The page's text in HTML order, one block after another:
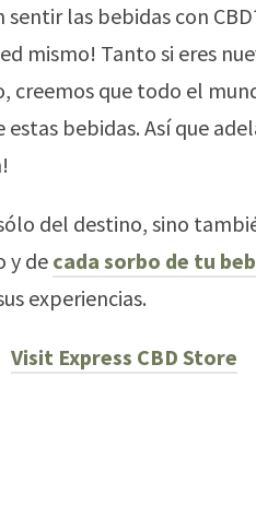
las bebidas con
mismo! Tanto si eres
creemos que todo el
estas bebidas. Así que
del destino, sino
y decada sorbo de tu
experiencias.
Visit Express CBD Store